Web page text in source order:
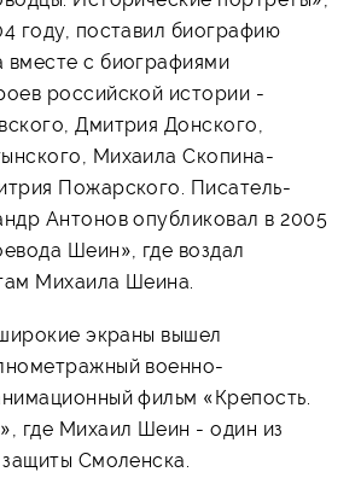
году, поставил биографию
с биографиями
российской истории -
Дмитрия Донского,
Михаила Скопина-
Пожарского. Писатель-
Антонов опубликовал в 2005
Шеин», где воздал
Михаила Шеина.
экраны вышел
военно-
фильм «Крепость.
где Михаил Шеин - один из
защиты Смоленска.